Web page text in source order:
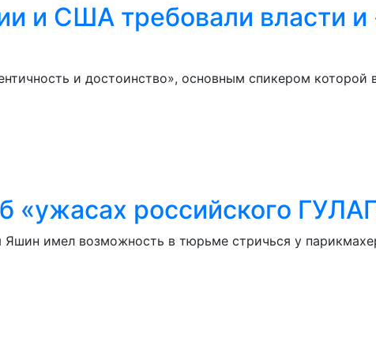
и США требовали власти и
и достоинство», основным спикером которой
российского
имел возможность в тюрьме стричься у